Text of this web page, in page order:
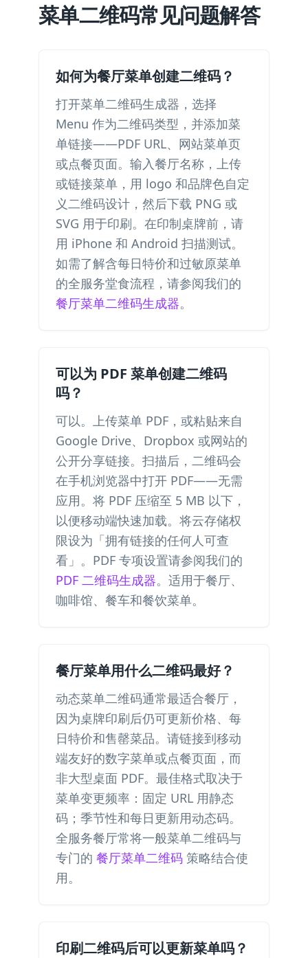
菜单二维码常见问题解答
如何为餐厅菜单创建二维码？
打开菜单二维码生成器，选择
Menu 作为二维码类型，并添加菜
单链接——PDF URL、网站菜单页
或点餐页面。输入餐厅名称，上传
或链接菜单，用 logo 和品牌色自定
义二维码设计，然后下载 PNG 或
SVG 用于印刷。在印制桌牌前，请
用 iPhone 和 Android 扫描测试。
如需了解含每日特价和过敏原菜单
的全服务堂食流程，请参阅我们的
餐厅菜单二维码生成器。
可以为 PDF 菜单创建二维码
吗？
可以。上传菜单 PDF，或粘贴来自
Google Drive、Dropbox 或网站的
公开分享链接。扫描后，二维码会
在手机浏览器中打开 PDF——无需
应用。将 PDF 压缩至 5 MB 以下，
以便移动端快速加载。将云存储权
限设为「拥有链接的任何人可查
看」。PDF 专项设置请参阅我们的
PDF 二维码生成器。适用于餐厅、
咖啡馆、餐车和餐饮菜单。
餐厅菜单用什么二维码最好？
动态菜单二维码通常最适合餐厅，
因为桌牌印刷后仍可更新价格、每
日特价和售罄菜品。请链接到移动
端友好的数字菜单或点餐页面，而
非大型桌面 PDF。最佳格式取决于
菜单变更频率：固定 URL 用静态
码；季节性和每日更新用动态码。
全服务餐厅常将一般菜单二维码与
专门的 餐厅菜单二维码 策略结合使
用。
印刷二维码后可以更新菜单吗？